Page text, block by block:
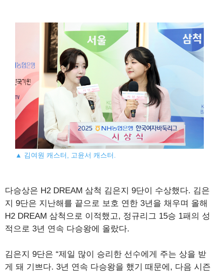
▲ 김여원 캐스터, 고윤서 캐스터.
다승상은 H2 DREAM 삼척 김은지 9단이 수상했다. 김은
지 9단은 지난해를 끝으로 보호 연한 3년을 채우며 올해
H2 DREAM 삼척으로 이적했고, 정규리그 15승 1패의 성
적으로 3년 연속 다승왕에 올랐다.
김은지 9단은 “제일 많이 승리한 선수에게 주는 상을 받
게 돼 기쁘다. 3년 연속 다승왕을 했기 때문에, 다음 시즌